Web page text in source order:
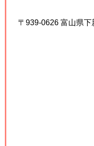
〒939-0626 富山県下